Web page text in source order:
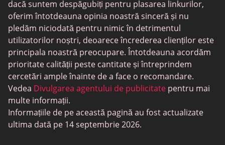
dacă suntem despăgubiți pentru plasarea linkurilor,
oferim întotdeauna opinia noastră sinceră și nu
pledăm niciodată pentru nimic în detrimentul
utilizatorilor noștri, deoarece încrederea clienților este
principala noastră preocupare. Întotdeauna acordăm
prioritate calității peste cantitate și întreprindem
cercetări ample înainte de a face o recomandare.
Vedea Divulgarea agentului de publicitate pentru mai
multe informații.
Informațiile de pe această pagină au fost actualizate
ultima dată pe 14 septembrie 2026.